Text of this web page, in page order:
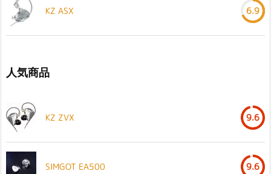
KZ ASX 6.9
人気商品
KZ ZVX 9.6
SIMGOT EA500 9.6